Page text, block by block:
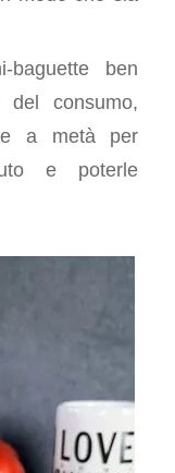
baguette ben
consumo,
a metà per
e poterle